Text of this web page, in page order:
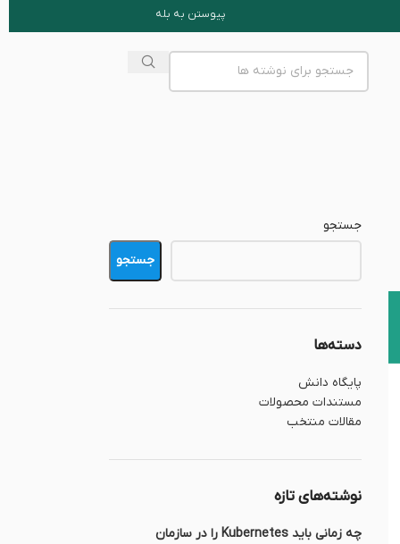
پیوستن به بله
جستجو
جستجو
دسته‌ها
پایگاه دانش
مستندات محصولات
مقالات منتخب
نوشته‌های تازه
چه زمانی باید Kubernetes را در سازمان